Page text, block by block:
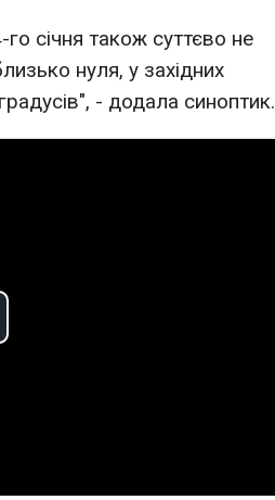
січня також суттєво не
нуля, у західних
- додала синоптик.